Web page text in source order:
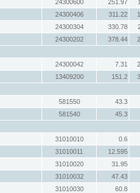
24300600 251.97
24300406 311.22
24300304 330.78
24300202 378.44
24300042 7.31
13409200 151.2
581550
43.3
581540
45.3
31010010
0.6
31010011
12.595
31010020
31.95
31010032
47.43
31010030
60.8